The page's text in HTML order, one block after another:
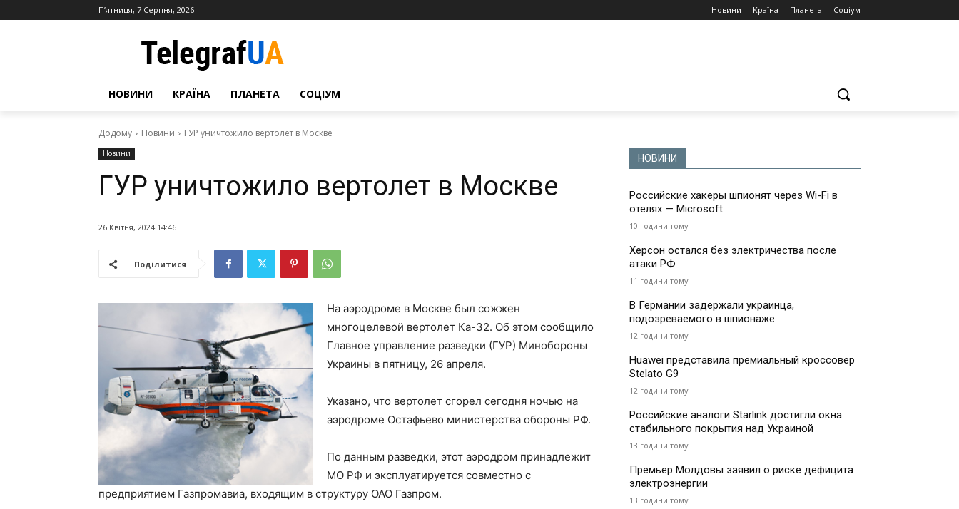
П’ятниця, 7 Серпня, 2026 Новини Країна Планета Соціум
НОВИНИ КРАЇНА ПЛАНЕТА СОЦІУМ
Додому Новини ГУР уничтожило вертолет в Москве
Новини
ГУР уничтожило вертолет в Москве
26 Квітня, 2024 14:46
Поділитися
На аэродроме в Москве был сожжен
многоцелевой вертолет Ка-32. Об этом сообщило
Главное управление разведки (ГУР) Минобороны
Украины в пятницу, 26 апреля.
Указано, что вертолет сгорел сегодня ночью на
аэродроме Остафьево министерства обороны РФ.
По данным разведки, этот аэродром принадлежит
МО РФ и эксплуатируется совместно с
предприятием Газпромавиа, входящим в структуру ОАО Газпром.
НОВИНИ
Российские хакеры шпионят через Wi-Fi в
отелях — Microsoft
10 години тому
Херсон остался без электричества после
атаки РФ
11 години тому
В Германии задержали украинца,
подозреваемого в шпионаже
12 години тому
Huawei представила премиальный кроссовер
Stelato G9
12 години тому
Российские аналоги Starlink достигли окна
стабильного покрытия над Украиной
13 години тому
Премьер Молдовы заявил о риске дефицита
электроэнергии
13 години тому